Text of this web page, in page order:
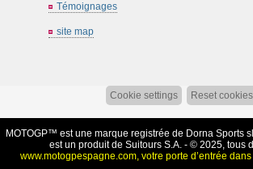
Témoignages
site map
Cookie settings Reset cookies
MOTOGP™ est une marque registrée de Dorna Sports
est un produit de Suitours S.A. - © 2025, tous
www.motogpespagne.com, votre porte d’entrée